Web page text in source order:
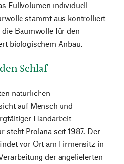
Füllvolumen individuell
stammt aus kontrolliert
Baumwolle für den
biologischem Anbau.
Schlaf
natürlichen
auf Mensch und
Handarbeit
steht Prolana seit 1987. Der
vor Ort am Firmensitz in
der angelieferten